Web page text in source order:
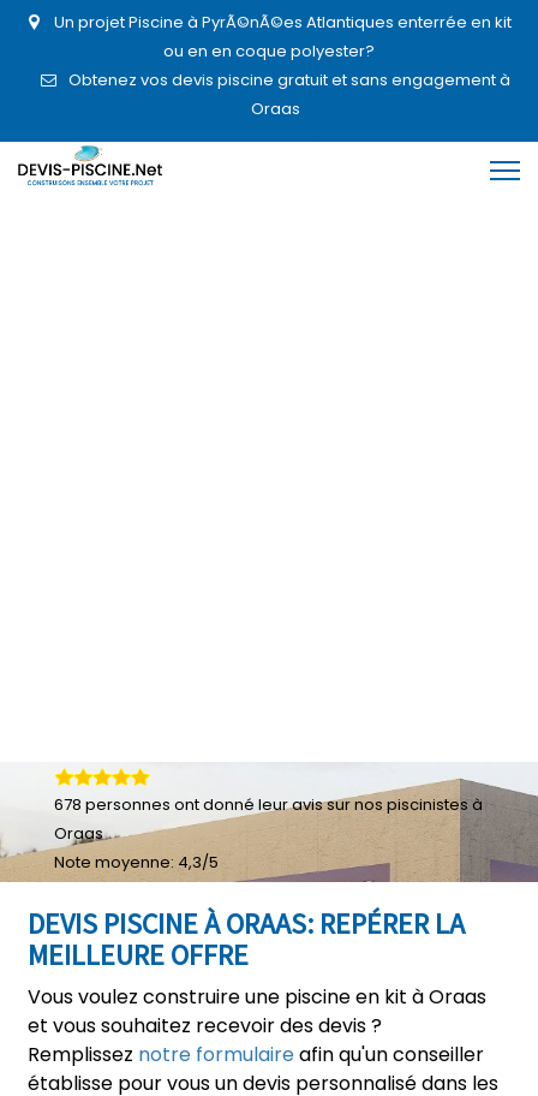
Un projet Piscine à PyrÃ©nÃ©es Atlantiques enterrée en kit
ou en en coque polyester?
Obtenez vos devis piscine gratuit et sans engagement à
Oraas
DEVIS PISCINE À ORAAS: REPÉRER LA
MEILLEURE OFFRE
Vous voulez construire une piscine en kit à Oraas
et vous souhaitez recevoir des devis ?
Remplissez notre formulaireafin qu'un conseiller
établisse pour vous un devis personnalisé dans les
678 personnes ont donné leuravis sur nos piscinistes à
Oraas
Note moyenne: 4,3/5